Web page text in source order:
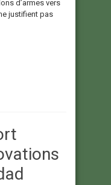
d’armes vers
justifient pas